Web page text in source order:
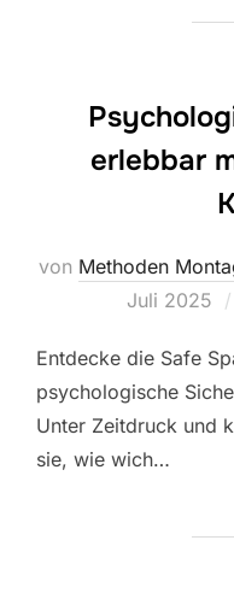
erlebbar
von Methoden
Juli 2025
Entdecke die Safe
psychologische
Unter Zeitdruck und
sie, wie wich…